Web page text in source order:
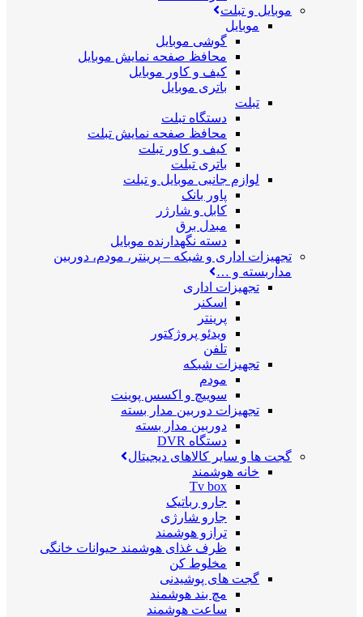
موبایل و تبلت
موبایل
گوشی موبایل
محافظ صفحه نمایش موبایل
کیف و کاور موبایل
باتری موبایل
تبلت
دستگاه تبلت
محافظ صفحه نمایش تبلت
کیف و کاور تبلت
باتری تبلت
لوازم جانبی موبایل و تبلت
پاور بانک
کابل و شارژر
مبدل برق
دسته نگهدارنده موبایل
تجهیزات اداری و شبکه – پرینتر، مودم، دوربین
مداربسته و …
تجهیزات اداری
اسکنر
پرینتر
ویدئو پروژکتور
تلفن
تجهیزات شبکه
مودم
سوییچ و اکسس پوینت
تجهیزات دوربین مدار بسته
دوربین مدار بسته
دستگاه DVR
گجت ها و سایر کالاهای دیجیتال
خانه هوشمند
Tv box
جارو رباتیک
جارو شارژی
ترازو هوشمند
ظرف غذای هوشمند حیوانات خانگی
مخلوط کن
گجت های پوشیدنی
مچ بند هوشمند
ساعت هوشمند